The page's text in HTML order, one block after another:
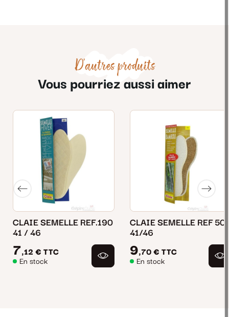
D'autres produits
Vous pourriez aussi aimer
CLAIE SEMELLE REF.190
41 / 46
7,12 € TTC
En stock
CLAIE SEMELLE REF
41/46
9,70 € TTC
En stock